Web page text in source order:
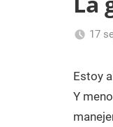
de 17
Estoy
Y